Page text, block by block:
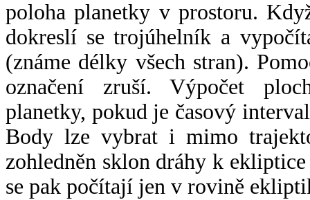
poloha planetky v prostoru.
dokreslí se trojúhelník a
(známe délky všech stran).
označení zruší. Výpočet
planetky, pokud je časový
Body lze vybrat i mimo
zohledněn sklon dráhy k
se pak počítají jen v rovině